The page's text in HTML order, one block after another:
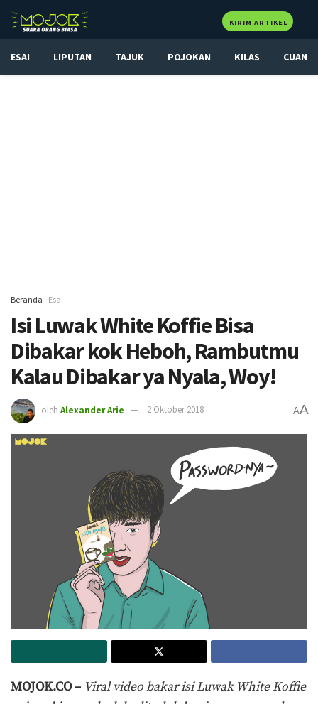
KIRIM ARTIKEL
ESAI LIPUTAN TAJUK POJOKAN KILAS CUAN
Beranda Esai
Isi Luwak White Koffie Bisa
Dibakar kok Heboh, Rambutmu
Kalau Dibakar ya Nyala, Woy!
oleh Alexander Arie 2 Oktober 2018 AA
MOJOK.CO – Viral video bakar isi Luwak White Koffie